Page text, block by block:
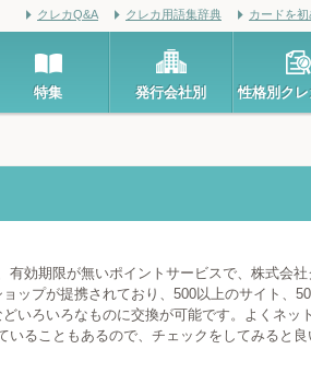
クレカQ&A クレカ用語集辞典 カードを
特集 発行会社別 性格別ク
効期限が無いポイントサービスで、株式会
ップが提携されており、500以上のサイト、
いろいろなものに交換が可能です。よくネッ
ることもあるので、チェックをしてみると良